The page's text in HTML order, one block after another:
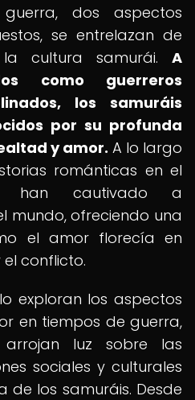
dos aspectos
se entrelazan de
cultura samurái. A
como guerreros
los samuráis
por su profunda
y amor. A lo largo
románticas en el
han cautivado a
mundo, ofreciendo una
el amor florecía en
conflicto.
exploran los aspectos
en tiempos de guerra,
luz sobre las
sociales y culturales
de los samuráis. Desde